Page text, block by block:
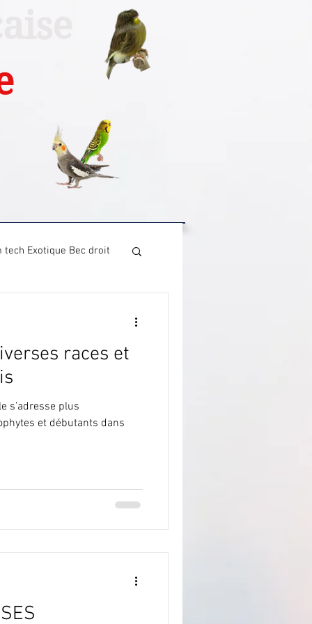
tech Exotique Bec droit
de la nature
races et
s’adresse plus
et débutants dans